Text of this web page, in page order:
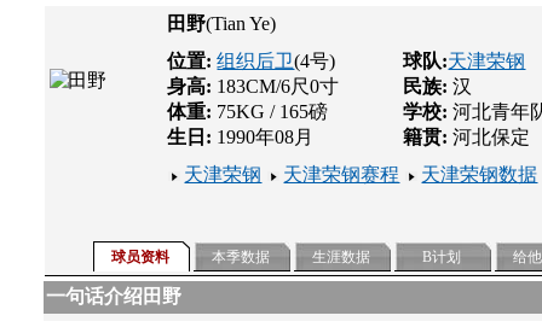
田野(Tian Ye)
位置:组织后卫(4号)
身高: 183CM/6尺0寸
体重: 75KG / 165磅
生日: 1990年08月
球队:天津荣钢
民族: 汉
学校:河北青年
籍贯:河北保定
天津荣钢
天津荣钢赛程 天津荣钢数据
球员资料 本季数据 生涯数据 B计划 给
一句话介绍田野